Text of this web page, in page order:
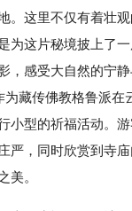
。这里不仅有着壮
为这片秘境披上了
，感受大自然的宁静
藏传佛教格鲁派在
小型的祈福活动。
严，同时欣赏到寺
美。